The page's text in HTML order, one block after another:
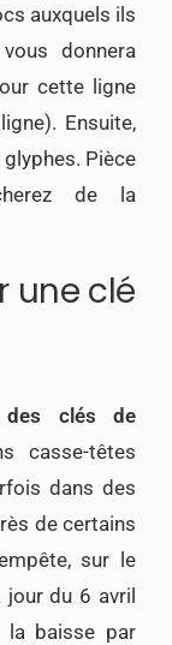
auxquels ils
donnera
cette ligne
Ensuite,
Pièce
de la
une clé
des clés de
casse-têtes
dans des
de certains
sur le
jour du 6 avril
baisse par